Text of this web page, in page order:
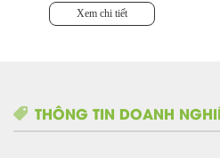
Xem chi tiết
THÔNG TIN DOANH